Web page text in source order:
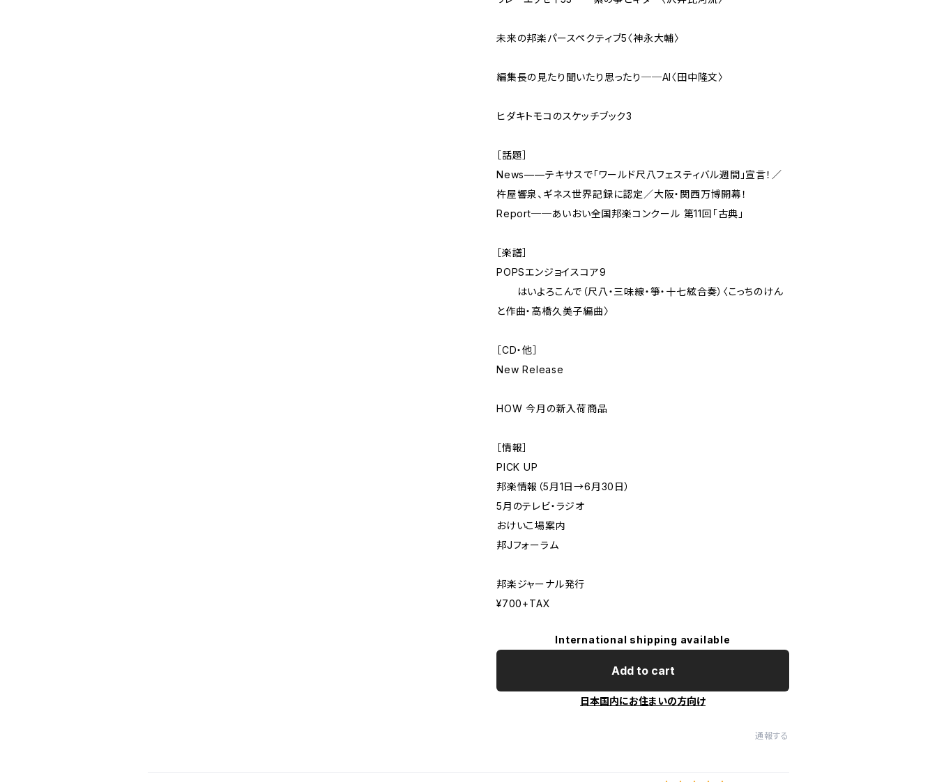
未来の邦楽パースペクティブ5〈神永大輔〉
編集長の見たり聞いたり思ったり──AI〈田中隆文〉
ヒダキトモコのスケッチブック3
［話題］
News——テキサスで「ワールド尺八フェスティバル週間」宣言！／
杵屋響泉、ギネス世界記録に認定／大阪・関西万博開幕！
Report──あいおい全国邦楽コンクール 第11回「古典」
［楽譜］
POPSエンジョイスコア9
はいよろこんで（尺八・三味線・箏・十七絃合奏）〈こっちのけん
と作曲・高橋久美子編曲〉
［CD・他］
New Release
HOW 今月の新入荷商品
［情報］
PICK UP
邦楽情報（5月1日→6月30日）
5月のテレビ・ラジオ
おけいこ場案内
邦Jフォーラム
邦楽ジャーナル発行
¥700+TAX
International shipping available
Add to cart
日本国内にお住まいの方向け
通報する